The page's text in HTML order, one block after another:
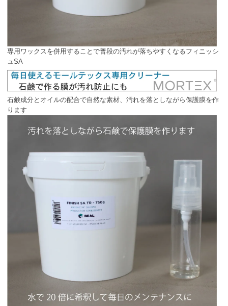
専用ワックスを併用することで普段の汚れが落ちやすくなるフィニッシ
ュSA
石鹸成分とオイルの配合で自然な素材、汚れを落としながら保護膜を作
ります